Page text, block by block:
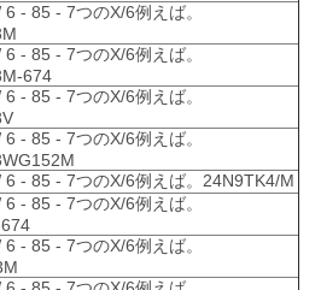
- 85 - 7つのX/6例えば。
- 85 - 7つのX/6例えば。
674
- 85 - 7つのX/6例えば。
- 85 - 7つのX/6例えば。
6 - 85 - 7つのX/6例えば。24N9TK4/M
- 85 - 7つのX/6例えば。
- 85 - 7つのX/6例えば。